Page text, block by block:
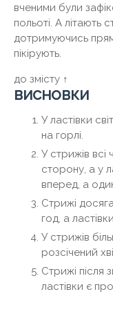
вченими були
польоті. А літають
дотримуючись
пікірують.
до змісту ↑
висновки
У ластівки
на горлі.
У стрижів всі
сторону, а у
вперед, а
Стрижі
год, а
У стрижів
розсічений
Стрижі після
ластівки є